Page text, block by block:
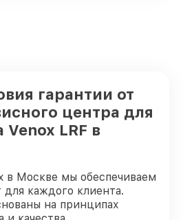
гарантии от
центра для
Venox LRF в
Москве мы обеспечиваем
каждого клиента.
на принципах